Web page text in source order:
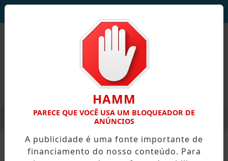
SE INSCREVER PARA A PRAÇA DE ALIMENTAÇÃO DO
EM ALTA
MENU
HAMM
PARECE QUE VOCÊ USA UM BLOQUEADOR DE
ANÚNCIOS
A publicidade é uma fonte importante de
financiamento do nosso conteúdo. Para